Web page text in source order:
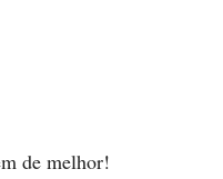
de melhor!